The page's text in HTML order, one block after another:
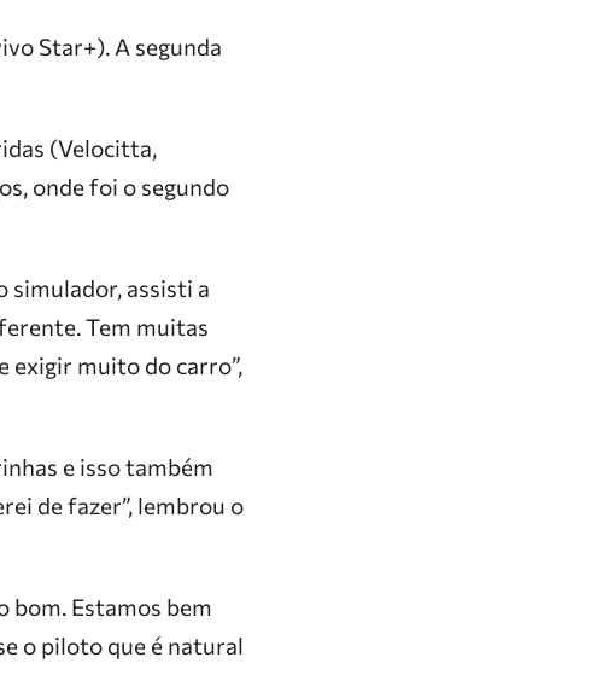
Star+). A segunda
(Velocitta,
onde foi o segundo
simulador, assisti a
Tem muitas
exigir muito do carro”,
e isso também
de fazer”, lembrou o
bom. Estamos bem
o piloto que é natural